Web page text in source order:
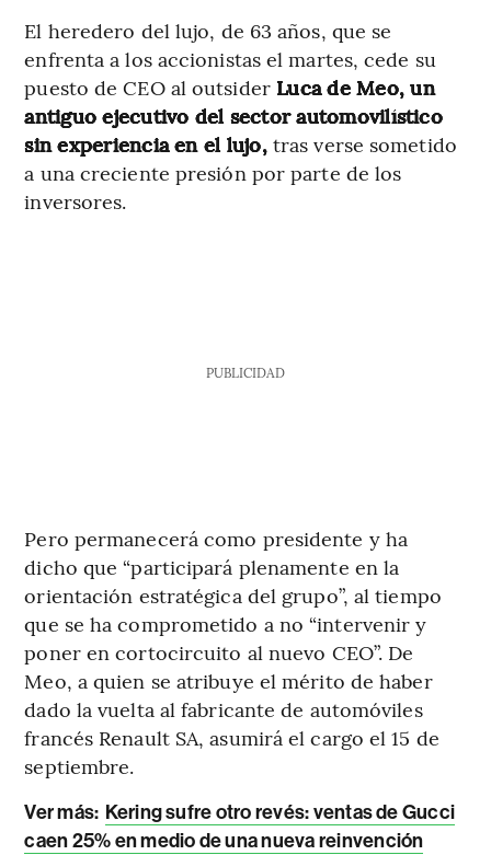
El heredero del lujo, de 63 años, que se
enfrenta a los accionistas el martes, cede su
puesto de CEO al outsiderLuca de Meo, un
antiguo ejecutivo del sector automovilístico
sin experiencia en el lujo,tras verse sometido
a una creciente presión por parte de los
inversores.
PUBLICIDAD
Pero permanecerá como presidente y ha
dicho que “participará plenamente en la
orientación estratégica del grupo”, al tiempo
que se ha comprometido a no “intervenir y
poner en cortocircuito al nuevo CEO”. De
Meo, a quien se atribuye el mérito de haber
dado la vuelta al fabricante de automóviles
francés Renault SA, asumirá el cargo el 15 de
septiembre.
Ver más: Kering sufre otro revés: ventas de Gucci
caen 25% en medio de una nueva reinvención